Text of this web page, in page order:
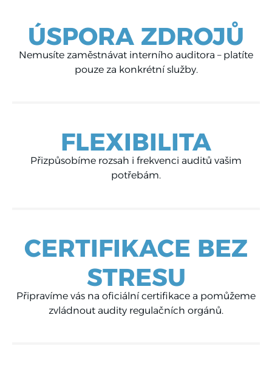
ÚSPORA ZDROJŮ
Nemusíte zaměstnávat interního auditora – platíte
pouze za konkrétní služby.
FLEXIBILITA
Přizpůsobíme rozsah i frekvenci auditů vašim
potřebám.
CERTIFIKACE BEZ
STRESU
Připravíme vás na oficiální certifikace a pomůžeme
zvládnout audity regulačních orgánů.